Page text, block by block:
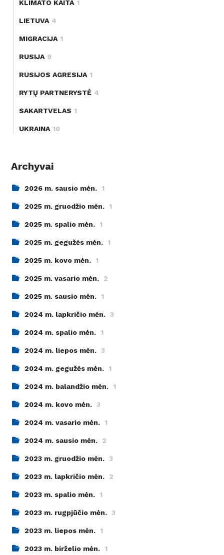
KLIMATO KAITA 1
LIETUVA 4
MIGRACIJA 1
RUSIJA 9
RUSIJOS AGRESIJA 1
RYTŲ PARTNERYSTĖ 4
SAKARTVELAS 1
UKRAINA 10
Archyvai
2026 m. sausio mėn. 1
2025 m. gruodžio mėn. 1
2025 m. spalio mėn. 1
2025 m. gegužės mėn. 1
2025 m. kovo mėn. 1
2025 m. vasario mėn. 2
2025 m. sausio mėn. 1
2024 m. lapkričio mėn. 3
2024 m. spalio mėn. 1
2024 m. liepos mėn. 3
2024 m. gegužės mėn. 1
2024 m. balandžio mėn. 1
2024 m. kovo mėn. 3
2024 m. vasario mėn. 1
2024 m. sausio mėn. 2
2023 m. gruodžio mėn. 3
2023 m. lapkričio mėn. 2
2023 m. spalio mėn. 1
2023 m. rugpjūčio mėn. 3
2023 m. liepos mėn. 1
2023 m. birželio mėn. 1